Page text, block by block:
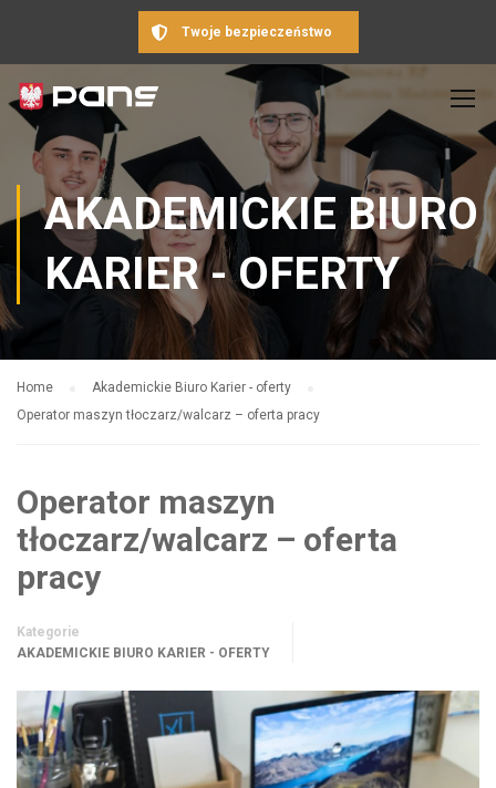
Twoje bezpieczeństwo
AKADEMICKIE BIURO
KARIER - OFERTY
Home
Akademickie Biuro Karier - oferty
Operator maszyn tłoczarz/walcarz – oferta pracy
Operator maszyn
tłoczarz/walcarz – oferta
pracy
Kategorie
AKADEMICKIE BIURO KARIER - OFERTY